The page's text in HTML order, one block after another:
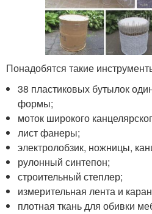
Понадобятся такие
38 пластиковых бутылок
формы;
моток широкого
лист фанеры;
электролобзик, ножницы,
рулонный синтепон;
строительный степлер;
измерительная лента и
плотная ткань для обивки